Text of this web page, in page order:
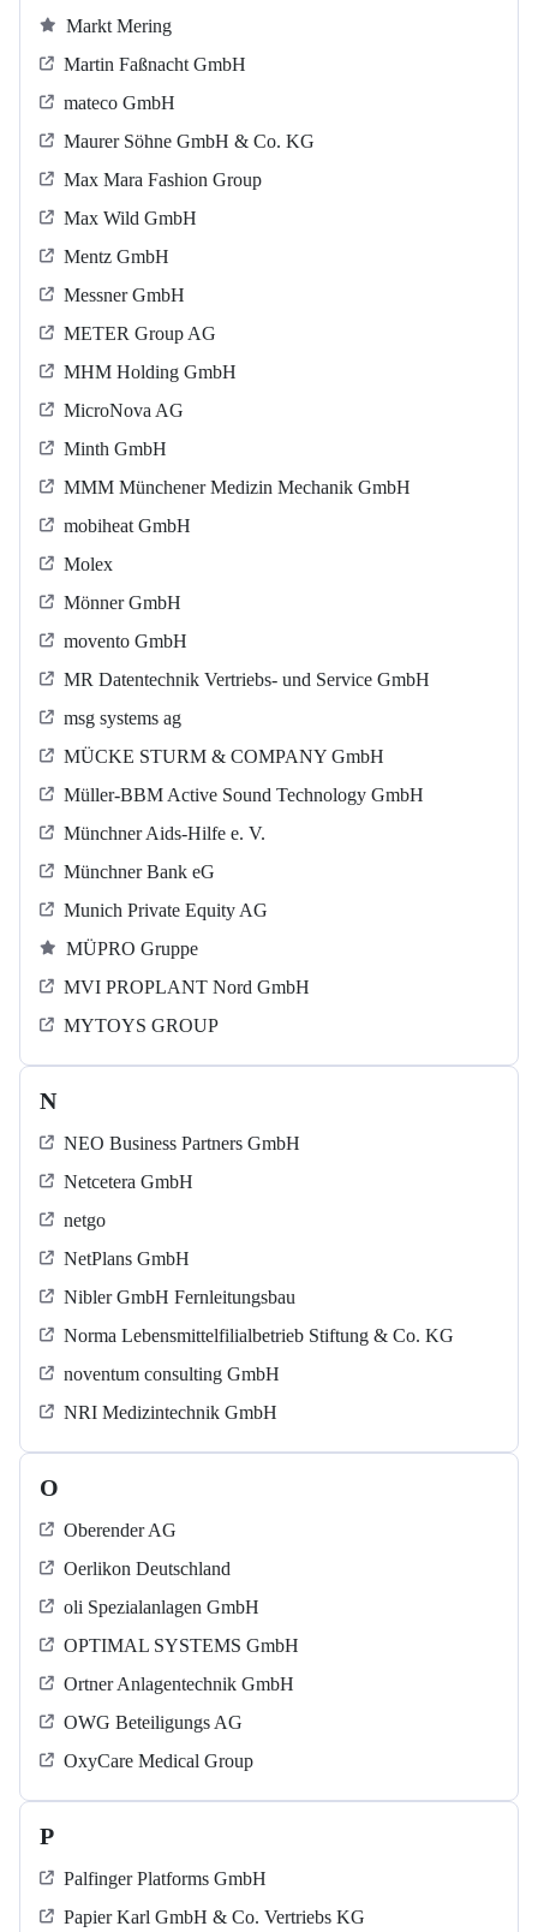
Markt Mering
Martin Faßnacht GmbH
mateco GmbH
Maurer Söhne GmbH & Co. KG
Max Mara Fashion Group
Max Wild GmbH
Mentz GmbH
Messner GmbH
METER Group AG
MHM Holding GmbH
MicroNova AG
Minth GmbH
MMM Münchener Medizin Mechanik GmbH
mobiheat GmbH
Molex
Mönner GmbH
movento GmbH
MR Datentechnik Vertriebs- und Service GmbH
msg systems ag
MÜCKE STURM & COMPANY GmbH
Müller-BBM Active Sound Technology GmbH
Münchner Aids-Hilfe e. V.
Münchner Bank eG
Munich Private Equity AG
MÜPRO Gruppe
MVI PROPLANT Nord GmbH
MYTOYS GROUP
N
NEO Business Partners GmbH
Netcetera GmbH
netgo
NetPlans GmbH
Nibler GmbH Fernleitungsbau
Norma Lebensmittelfilialbetrieb Stiftung & Co. KG
noventum consulting GmbH
NRI Medizintechnik GmbH
O
Oberender AG
Oerlikon Deutschland
oli Spezialanlagen GmbH
OPTIMAL SYSTEMS GmbH
Ortner Anlagentechnik GmbH
OWG Beteiligungs AG
OxyCare Medical Group
P
Palfinger Platforms GmbH
Papier Karl GmbH & Co. Vertriebs KG